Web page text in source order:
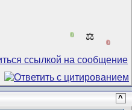
0 ⚖️
0
^